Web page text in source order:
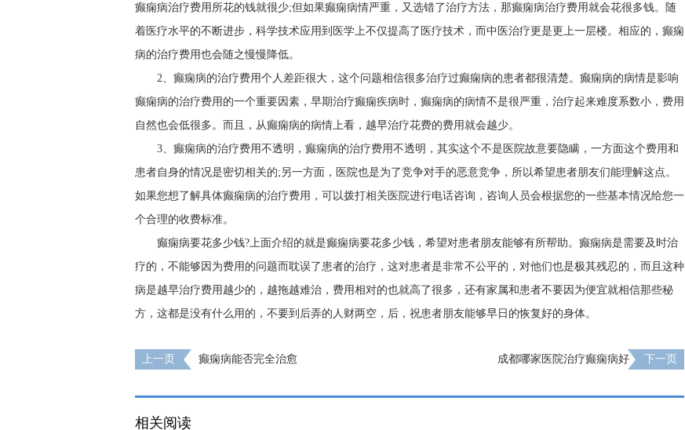
癫痫病治疗费用所花的钱就很少;但如果癫痫病情严重，又选错了治疗方法，那癫痫病治疗费用就会花很多钱。随
着医疗水平的不断进步，科学技术应用到医学上不仅提高了医疗技术，而中医治疗更是更上一层楼。相应的，癫痫
病的治疗费用也会随之慢慢降低。
2、癫痫病的治疗费用个人差距很大，这个问题相信很多治疗过癫痫病的患者都很清楚。癫痫病的病情是影响
癫痫病的治疗费用的一个重要因素，早期治疗癫痫疾病时，癫痫病的病情不是很严重，治疗起来难度系数小，费用
自然也会低很多。而且，从癫痫病的病情上看，越早治疗花费的费用就会越少。
3、癫痫病的治疗费用不透明，癫痫病的治疗费用不透明，其实这个不是医院故意要隐瞒，一方面这个费用和
患者自身的情况是密切相关的;另一方面，医院也是为了竞争对手的恶意竞争，所以希望患者朋友们能理解这点。
如果您想了解具体癫痫病的治疗费用，可以拨打相关医院进行电话咨询，咨询人员会根据您的一些基本情况给您一
个合理的收费标准。
癫痫病要花多少钱?上面介绍的就是癫痫病要花多少钱，希望对患者朋友能够有所帮助。癫痫病是需要及时治
疗的，不能够因为费用的问题而耽误了患者的治疗，这对患者是非常不公平的，对他们也是极其残忍的，而且这种
病是越早治疗费用越少的，越拖越难治，费用相对的也就高了很多，还有家属和患者不要因为便宜就相信那些秘
方，这都是没有什么用的，不要到后弄的人财两空，后，祝患者朋友能够早日的恢复好的身体。
上一页 癫痫病能否完全治愈 成都哪家医院治疗癫痫病好 下一页
相关阅读